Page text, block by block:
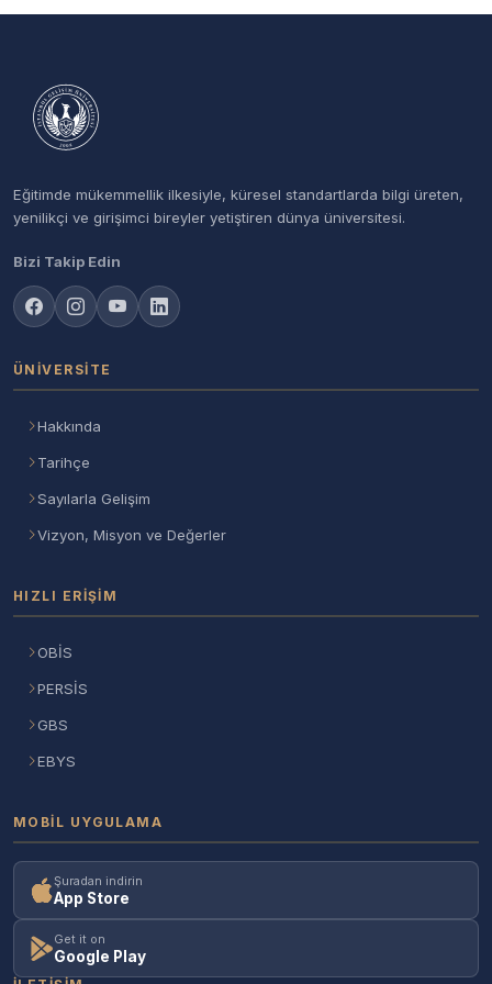
Eğitimde mükemmellik ilkesiyle, küresel standartlarda bilgi üreten,
yenilikçi ve girişimci bireyler yetiştiren dünya üniversitesi.
Bizi Takip Edin
ÜNIVERSITE
Hakkında
Tarihçe
Sayılarla Gelişim
Vizyon, Misyon ve Değerler
HIZLI ERIŞIM
OBİS
PERSİS
GBS
EBYS
MOBIL UYGULAMA
Şuradan indirin
App Store
Get it on
Google Play